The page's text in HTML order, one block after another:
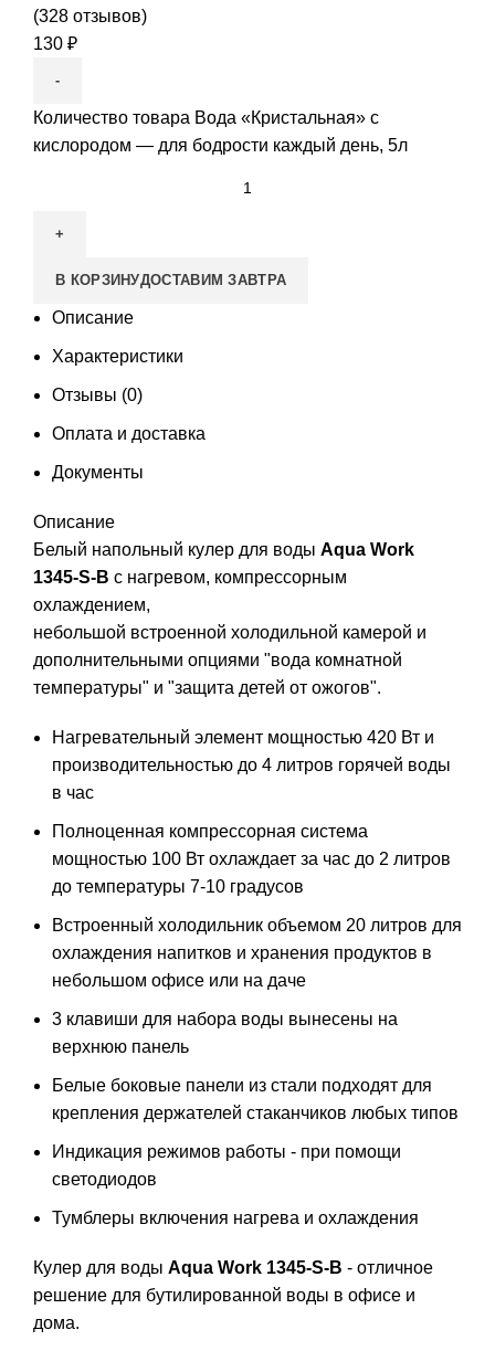
(328 отзывов)
130 ₽
Количество товара Вода «Кристальная» с
кислородом — для бодрости каждый день, 5л
В КОРЗИНУДОСТАВИМ ЗАВТРА
Описание
Характеристики
Отзывы (0)
Оплата и доставка
Документы
Описание
Белый напольный кулер для воды Aqua Work
1345-S-B с нагревом, компрессорным
охлаждением,
небольшой встроенной холодильной камерой и
дополнительными опциями "вода комнатной
температуры" и "защита детей от ожогов".
Нагревательный элемент мощностью 420 Вт и
производительностью до 4 литров горячей воды
в час
Полноценная компрессорная система
мощностью 100 Вт охлаждает за час до 2 литров
до температуры 7-10 градусов
Встроенный холодильник объемом 20 литров для
охлаждения напитков и хранения продуктов в
небольшом офисе или на даче
3 клавиши для набора воды вынесены на
верхнюю панель
Белые боковые панели из стали подходят для
крепления держателей стаканчиков любых типов
Индикация режимов работы - при помощи
светодиодов
Тумблеры включения нагрева и охлаждения
Кулер для воды Aqua Work 1345-S-B - отличное
решение для бутилированной воды в офисе и
дома.